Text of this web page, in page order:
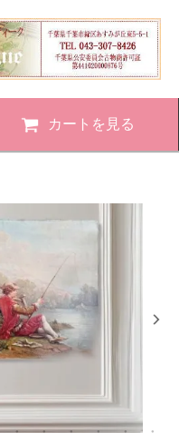
カートを見る